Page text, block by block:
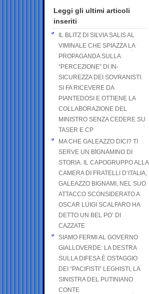
Leggi gli ultimi articoli
inseriti
IL BLITZ DI SILVIA SALIS AL
VIMINALE CHE SPIAZZA LA
PROPAGANDA SULLA
“PERCEZIONE” DI IN-
SICUREZZA DEI SOVRANISTI:
SI FA RICEVERE DA
PIANTEDOSI E OTTIENE LA
COLLABORAZIONE DEL
MINISTRO SENZA CEDERE SU
TASER E CP
MA CHE GALEAZZO DICI? TI
SERVE UN BIGNAMINO DI
STORIA. IL CAPOGRUPPO ALLA
CAMERA DI FRATELLI D’ITALIA,
GALEAZZO BIGNAMI, NEL SUO
ATTACCO SCONSIDERATO A
OSCAR LUIGI SCALFARO HA
DETTO UN BEL PO’ DI
CAZZATE
SIAMO FERMI AL GOVERNO
GIALLOVERDE: LA DESTRA
SULLA DIFESA È OSTAGGIO
DEI “PACIFISTI” LEGHISTI, LA
SINISTRA DEL PUTINIANO
CONTE